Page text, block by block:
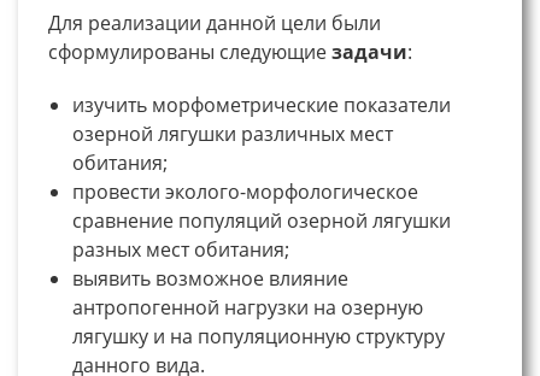
Для реализации данной цели были
сформулированы следующиезадачи:
изучить морфометрические показатели
озерной лягушки различных мест
обитания;
провести эколого-морфологическое
сравнение популяций озерной лягушки
разных мест обитания;
выявить возможное влияние
антропогенной нагрузки на озерную
лягушку и на популяционную структуру
данного вида.